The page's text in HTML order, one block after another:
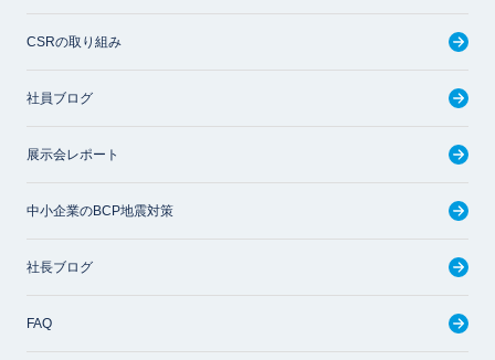
CSRの取り組み
社員ブログ
展示会レポート
中小企業のBCP地震対策
社長ブログ
FAQ